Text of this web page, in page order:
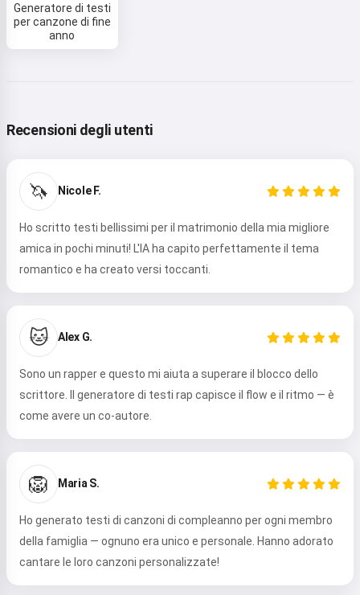
Generatore di testi
per canzone di fine
anno
Recensioni degli utenti
🦄 Nicole F.
Ho scritto testi bellissimi per il matrimonio della mia migliore
amica in pochi minuti! L'IA ha capito perfettamente il tema
romantico e ha creato versi toccanti.
🐱 Alex G.
Sono un rapper e questo mi aiuta a superare il blocco dello
scrittore. Il generatore di testi rap capisce il flow e il ritmo — è
come avere un co-autore.
🦁 Maria S.
Ho generato testi di canzoni di compleanno per ogni membro
della famiglia — ognuno era unico e personale. Hanno adorato
cantare le loro canzoni personalizzate!